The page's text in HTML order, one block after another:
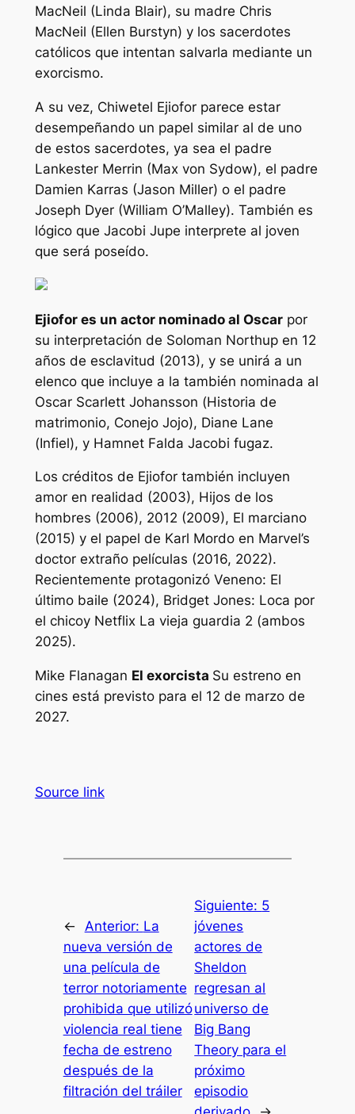
MacNeil (Linda Blair), su madre Chris
MacNeil (Ellen Burstyn) y los sacerdotes
católicos que intentan salvarla mediante un
exorcismo.
A su vez, Chiwetel Ejiofor parece estar
desempeñando un papel similar al de uno
de estos sacerdotes, ya sea el padre
Lankester Merrin (Max von Sydow), el padre
Damien Karras (Jason Miller) o el padre
Joseph Dyer (William O’Malley). También es
lógico que Jacobi Jupe interprete al joven
que será poseído.
Ejiofor es un actor nominado al Oscarpor
su interpretación de Soloman Northup en 12
años de esclavitud (2013), y se unirá a un
elenco que incluye a la también nominada al
Oscar Scarlett Johansson (Historia de
matrimonio, Conejo Jojo), Diane Lane
(Infiel), y HamnetFalda Jacobi fugaz.
Los créditos de Ejiofor también incluyen
amor en realidad (2003), Hijos de los
hombres (2006), 2012 (2009), El marciano
(2015) y el papel de Karl Mordo en Marvel’s
doctor extrañopelículas (2016, 2022).
Recientemente protagonizó Veneno: El
último baile (2024), Bridget Jones: Loca por
el chicoy Netflix La vieja guardia 2 (ambos
2025).
Mike Flanagan El exorcista Su estreno en
cines está previsto para el 12 de marzo de
2027.
Source link
← Anterior: La
nueva versión de
una película de
terror notoriamente
prohibida que utilizó
violencia real tiene
fecha de estreno
después de la
filtración del tráiler
Siguiente: 5
jóvenes
actores de
Sheldon
regresan al
universo de
Big Bang
Theory para el
próximo
episodio